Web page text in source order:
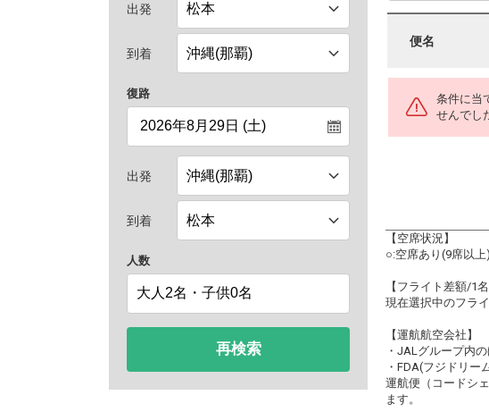
出発
到着
復路
出発
到着
人数
再検索
便名
条件に当
せんでし
【空席状況】
○:空席あり(9席以
【フライト差額/1名
現在選択中のフラ
【運航航空会社】
・JALグループ内
・FDA(フジドリ
運航便（コードシ
ます。